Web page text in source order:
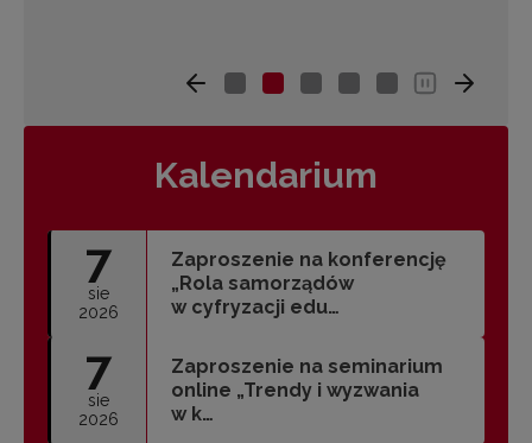
Kalendarium
7
sie
2026
Zaproszenie na konferencję
„Rola samorządów
w cyfryzacji edu…
7
sie
2026
Zaproszenie na seminarium
online „Trendy i wyzwania
w k…